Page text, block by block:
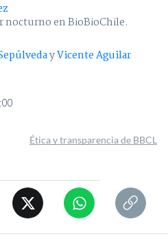
nocturno en BioBioChile.
yVicente Aguilar
Ética y transparencia de BBCL